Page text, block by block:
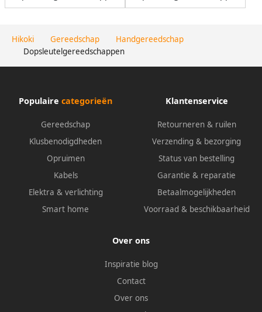
Hikoki Gereedschap
Handgereedschap
Dopsleutelgereedschappen
Populaire categorieën
Gereedschap
Klusbenodigdheden
Opruimen
Kabels
Elektra & verlichting
Smart home
Klantenservice
Retourneren & ruilen
Verzending & bezorging
Status van bestelling
Garantie & reparatie
Betaalmogelijkheden
Voorraad & beschikbaarheid
Over ons
Inspiratie blog
Contact
Over ons